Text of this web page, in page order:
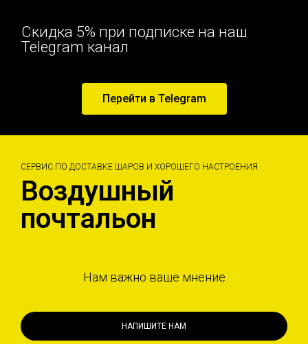
Скидка 5% при подписке на наш
Telegram канал
Перейти в Telegram
СЕРВИС ПО ДОСТАВКЕ ШАРОВ И ХОРОШЕГО НАСТРОЕНИЯ
Воздушный
почтальон
Нам важно ваше мнение
НАПИШИТЕ НАМ